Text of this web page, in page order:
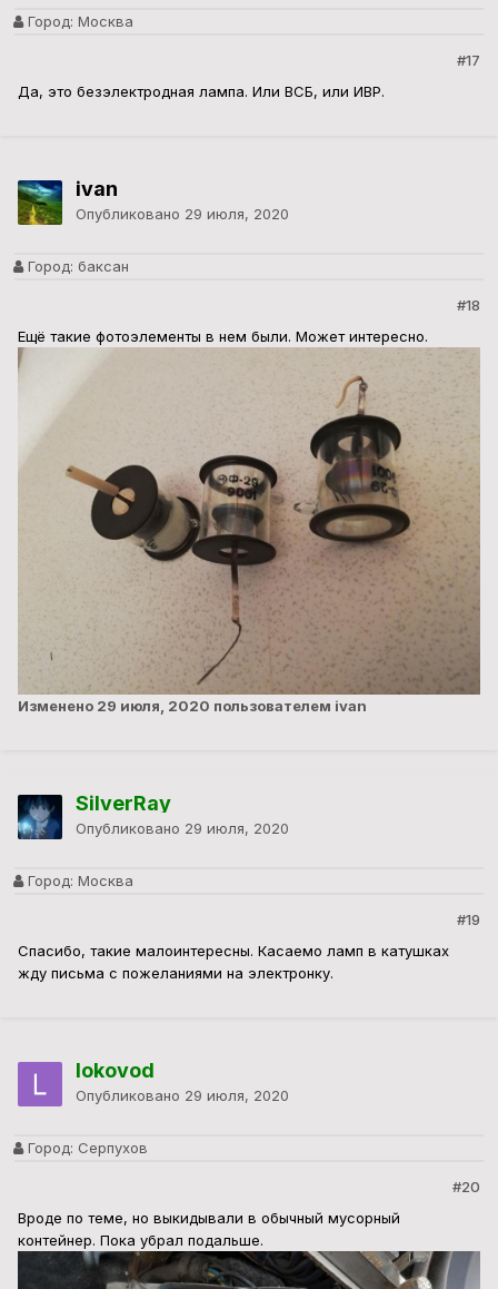
Город: Москва
#17
Да, это безэлектродная лампа. Или ВСБ, или ИВР.
ivan
Опубликовано 29 июля, 2020
Город: баксан
#18
Ещё такие фотоэлементы в нем были. Может интересно.
Изменено 29 июля, 2020 пользователем ivan
SilverRay
Опубликовано 29 июля, 2020
Город: Москва
#19
Спасибо, такие малоинтересны. Касаемо ламп в катушках
жду письма с пожеланиями на электронку.
lokovod
Опубликовано 29 июля, 2020
Город: Серпухов
#20
Вроде по теме, но выкидывали в обычный мусорный
контейнер. Пока убрал подальше.